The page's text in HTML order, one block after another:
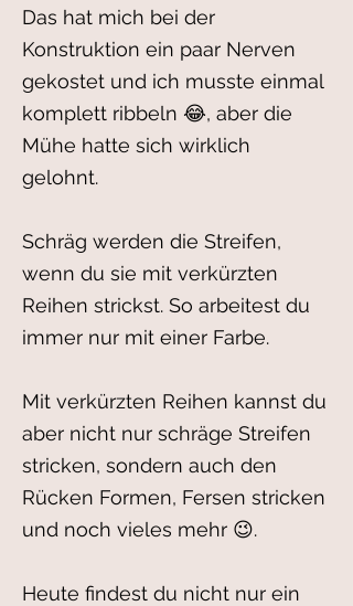
Das hat mich bei der
Konstruktion ein paar Nerven
gekostet und ich musste einmal
komplett ribbeln 😂, aber die
Mühe hatte sich wirklich
gelohnt.
Schräg werden die Streifen,
wenn du sie mit verkürzten
Reihen strickst. So arbeitest du
immer nur mit einer Farbe.
Mit verkürzten Reihen kannst du
aber nicht nur schräge Streifen
stricken, sondern auch den
Rücken Formen, Fersen stricken
und noch vieles mehr 😉.
Heute findest du nicht nur ein